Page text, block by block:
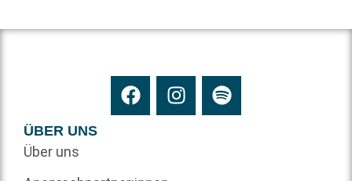
ÜBER UNS
Über uns